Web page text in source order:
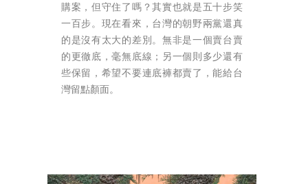
購案，但守住了嗎？其實也就是五十步笑
一百步。現在看來，台灣的朝野兩黨還真
的是沒有太大的差別。無非是一個賣台賣
的更徹底，毫無底線；另一個則多少還有
些保留，希望不要連底褲都賣了，能給台
灣留點顏面。